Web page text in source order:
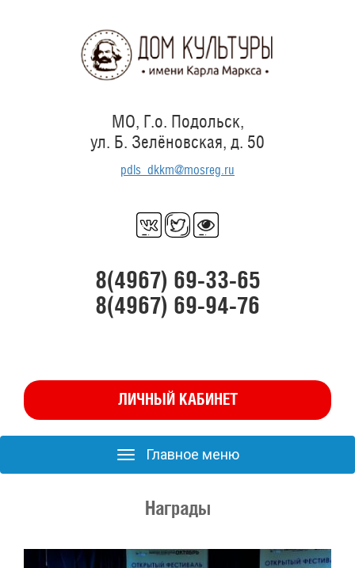
МО, Г.о. Подольск,
ул. Б. Зелёновская, д. 50
pdls_dkkm@mosreg.ru
8(4967) 69-33-65
8(4967) 69-94-76
ЛИЧНЫЙ КАБИНЕТ
Главное
меню
Главное меню
Награды